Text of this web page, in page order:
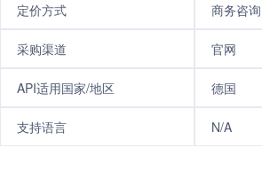
定价方式 商务咨询
采购渠道 官网
API适用国家/地区 德国
支持语言 N/A